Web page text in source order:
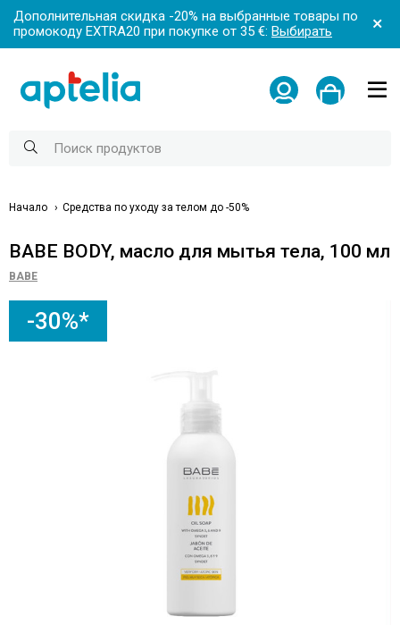
Дополнительная скидка -20% на выбранные товары по
промокоду EXTRA20 при покупке от 35 €: Выбирать
Начало Средства по уходу за телом до -50%
BABE BODY, масло для мытья тела, 100 мл
BABE
-30%*